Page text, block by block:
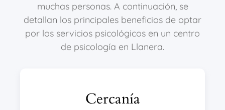
muchas personas. A continuación, se
detallan los principales beneficios de optar
por los servicios psicológicos en un centro
de psicología en Llanera.
Cercanía